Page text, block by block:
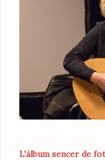
L'àlbum sencer de